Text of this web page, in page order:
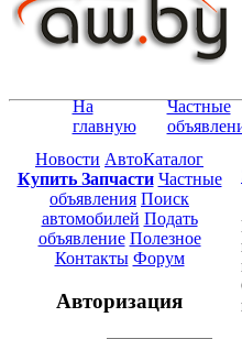
На
главную
Частные
Новости АвтоКаталог
Купить Запчасти Частные
объявления Поиск
автомобилей Подать
объявление Полезное
Контакты Форум
Авторизация